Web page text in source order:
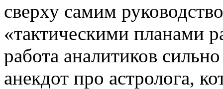
сверху самим
«тактическими планами
работа аналитиков
анекдот про астролога,